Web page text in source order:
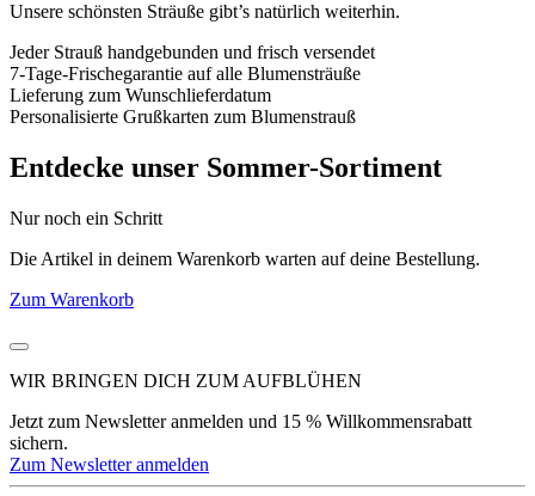
Unsere schönsten Sträuße gibt’s natürlich weiterhin.
Jeder Strauß handgebunden und frisch versendet
7-Tage-Frischegarantie auf alle Blumensträuße
Lieferung zum Wunschlieferdatum
Personalisierte Grußkarten zum Blumenstrauß
Entdecke unser Sommer-Sortiment
Nur noch ein Schritt
Die Artikel in deinem Warenkorb warten auf deine Bestellung.
Zum Warenkorb
WIR BRINGEN DICH ZUM AUFBLÜHEN
Jetzt zum Newsletter anmelden und 15 % Willkommensrabatt
sichern.
Zum Newsletter anmelden